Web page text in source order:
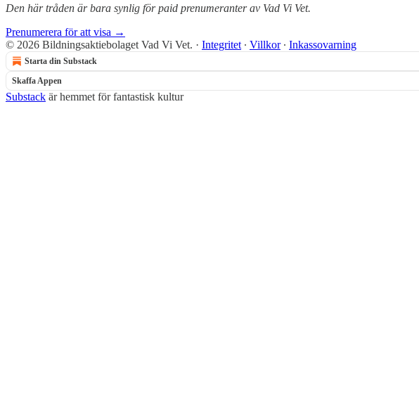
Den här tråden är bara synlig för paid prenumeranter av Vad Vi Vet.
Prenumerera för att visa →
© 2026 Bildningsaktiebolaget Vad Vi Vet. · Integritet ∙ Villkor∙ Inkassovarning
Starta din Substack
Skaffa Appen
Substack är hemmet för fantastisk kultur